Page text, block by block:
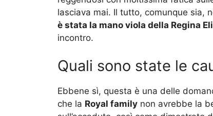
lasciava mai. Il tutto, comunque sia,
è stata la mano viola della Regina
incontro.
Quali sono state le
Ebbene sì, questa è una delle
che la Royal family non avrebbe la